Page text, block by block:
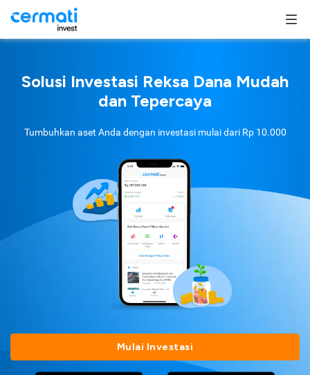
Solusi Investasi Reksa Dana Mudah
dan Tepercaya
Tumbuhkan aset Anda dengan investasi mulai dari Rp 10.000
Mulai Investasi